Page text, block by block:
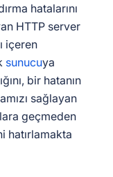
hatalarını
HTTP server
içeren
sunucuya
bir hatanın
sağlayan
geçmeden
hatırlamakta